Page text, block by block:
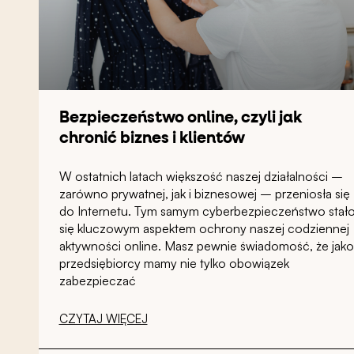
Bezpieczeństwo online, czyli jak
chronić biznes i klientów
W ostatnich latach większość naszej działalności –
zarówno prywatnej, jak i biznesowej – przeniosła się
do Internetu. Tym samym cyberbezpieczeństwo
się kluczowym aspektem ochrony naszej codziennej
aktywności online. Masz pewnie świadomość, że jako
przedsiębiorcy mamy nie tylko obowiązek
zabezpieczać
CZYTAJ WIĘCEJ